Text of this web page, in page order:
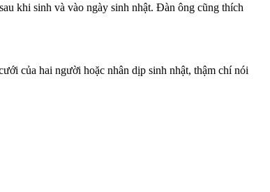
khi sinh và vào ngày sinh nhật. Đàn ông cũng thích
của hai người hoặc nhân dịp sinh nhật, thậm chí nói